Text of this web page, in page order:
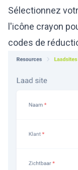
Sélectionnez
l'icône crayon
codes de